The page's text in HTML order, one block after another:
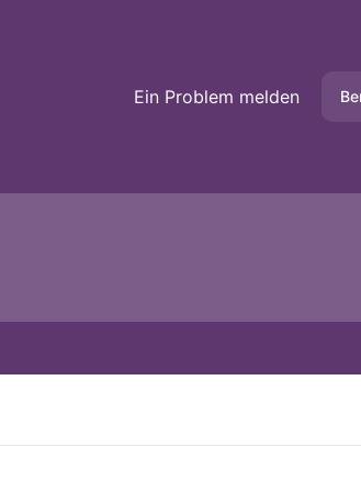
Ein Problem melden